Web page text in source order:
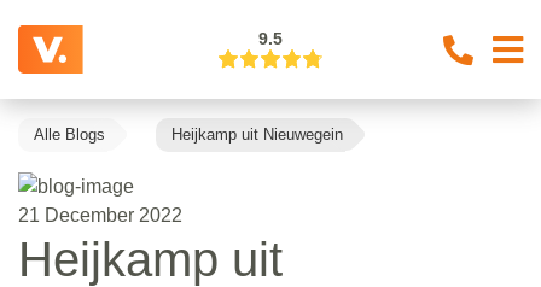
9.5
Alle Blogs Heijkamp uit Nieuwegein
21 December 2022
Heijkamp uit